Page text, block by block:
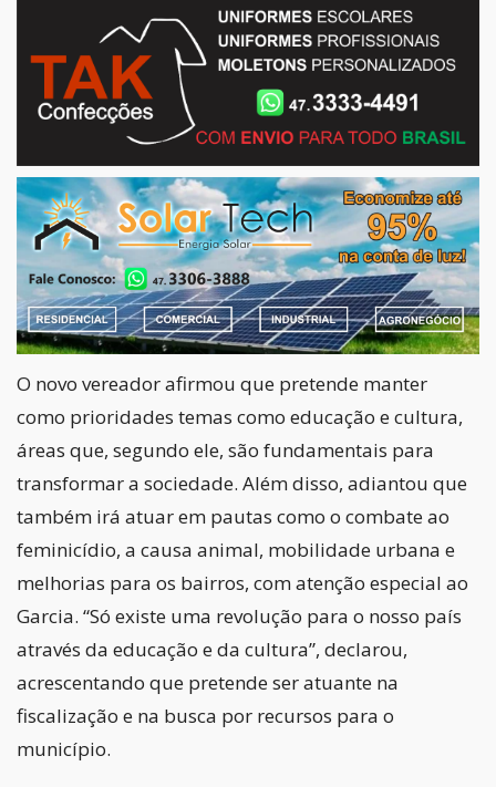
O novo vereador afirmou que pretende manter
como prioridades temas como educação e cultura,
áreas que, segundo ele, são fundamentais para
transformar a sociedade. Além disso, adiantou que
também irá atuar em pautas como o combate ao
feminicídio, a causa animal, mobilidade urbana e
melhorias para os bairros, com atenção especial ao
Garcia. “Só existe uma revolução para o nosso país
através da educação e da cultura”, declarou,
acrescentando que pretende ser atuante na
fiscalização e na busca por recursos para o
município.